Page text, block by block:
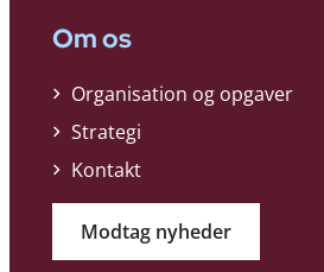
Om os
Organisation og opgaver
Strategi
Kontakt
Modtag nyheder